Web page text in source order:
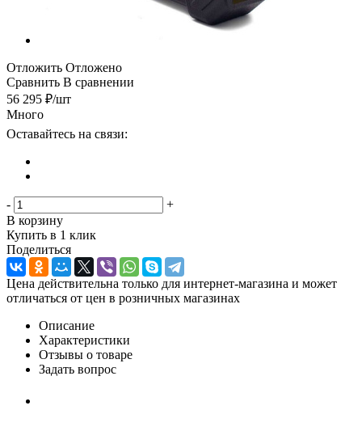
Отложить Отложено
Сравнить В сравнении
56 295 ₽/шт
Много
Оставайтесь на связи:
-
+
В корзину
Купить в 1 клик
Поделиться
Цена действительна только для интернет-магазина и может
отличаться от цен в розничных магазинах
Описание
Характеристики
Отзывы о товаре
Задать вопрос